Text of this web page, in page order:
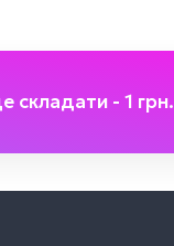
складати - 1 грн.